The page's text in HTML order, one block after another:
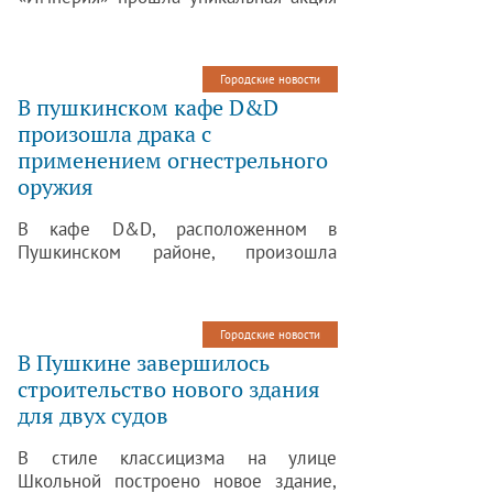
Городские новости
В пушкинском кафе D&D
произошла драка с
применением огнестрельного
оружия
В кафе D&D, расположенном в
Пушкинском районе, произошла
Городские новости
В Пушкине завершилось
строительство нового здания
для двух судов
В стиле классицизма на улице
Школьной построено новое здание,